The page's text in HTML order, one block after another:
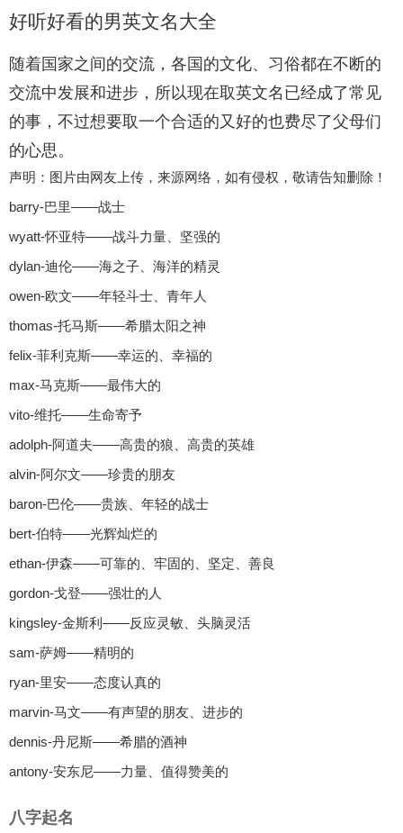
好听好看的男英文名大全
随着国家之间的交流，各国的文化、习俗都在不断的
交流中发展和进步，所以现在取英文名已经成了常见
的事，不过想要取一个合适的又好的也费尽了父母们
的心思。
声明：图片由网友上传，来源网络，如有侵权，敬请告知删除！
barry-巴里——战士
wyatt-怀亚特——战斗力量、坚强的
dylan-迪伦——海之子、海洋的精灵
owen-欧文——年轻斗士、青年人
thomas-托马斯——希腊太阳之神
felix-菲利克斯——幸运的、幸福的
max-马克斯——最伟大的
vito-维托——生命寄予
adolph-阿道夫——高贵的狼、高贵的英雄
alvin-阿尔文——珍贵的朋友
baron-巴伦——贵族、年轻的战士
bert-伯特——光辉灿烂的
ethan-伊森——可靠的、牢固的、坚定、善良
gordon-戈登——强壮的人
kingsley-金斯利——反应灵敏、头脑灵活
sam-萨姆——精明的
ryan-里安——态度认真的
marvin-马文——有声望的朋友、进步的
dennis-丹尼斯——希腊的酒神
antony-安东尼——力量、值得赞美的
八字起名